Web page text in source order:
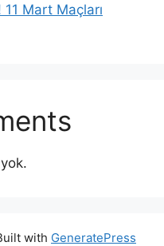
Mart Maçları
with GeneratePress